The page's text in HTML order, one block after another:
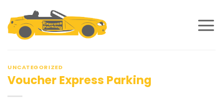
content
UNCATEGORIZED
Voucher Express Parking